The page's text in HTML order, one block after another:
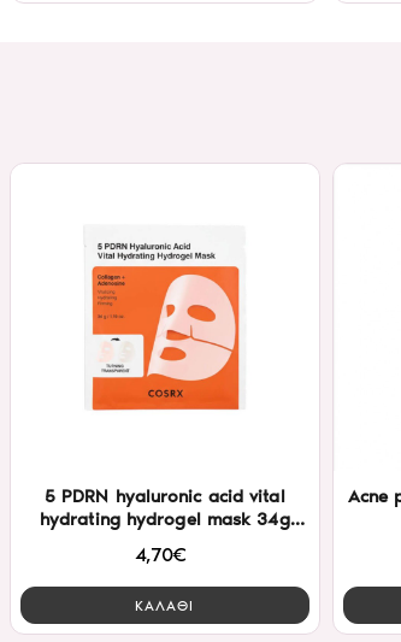
5 PDRN hyaluronic acid vital
hydrating hydrogel mask 34g
4,70€
ΚΑΛΑΘΙ
Acne